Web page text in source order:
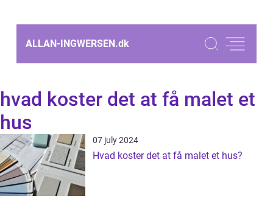
ALLAN-INGWERSEN.dk
hvad koster det at få malet et
hus
07 july 2024
Hvad koster det at få malet et hus?